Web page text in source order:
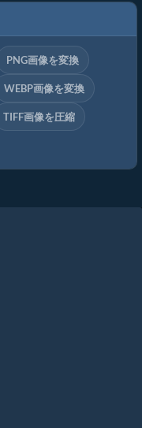
PNG画像を変換
WEBP画像を変換
TIFF画像を圧縮